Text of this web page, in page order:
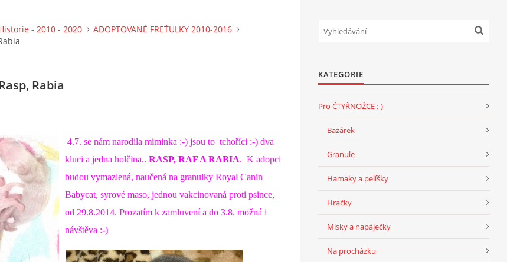
- 2010 - 2020
ADOPTOVANÉ FREŤULKY 2010-2016
Rabia
4.7. se nám narodila miminka :-) jsou to tchoříci :-) dva
kluci a jedna holčina.. RASP, RAF A RABIA. K adopci
budou vymazlená, naučená na granulky Royal Canin
Babycat, syrové maso, jednou vakcinovaná proti psince,
od 29.8.2014. Prozatím k zamluvení a do 3.8. možná i
návštěva :-)
KATEGORIE
Pro ČTYŘNOŽCE :-)
Bazárek
Granule
Hamaky a pelíšky
Hračky
Misky a napáječky
Na procházku